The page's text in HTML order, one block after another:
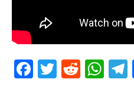
Facebook
Twitter
Reddit